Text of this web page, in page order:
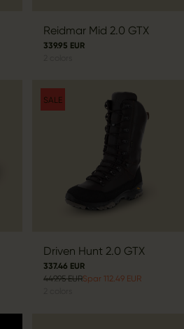
Reidmar Mid 2.0 GTX
339.95 EUR
SALE
Driven Hunt 2.0 GTX
337.46 EUR
449.95 EURSpar 112.49 EUR